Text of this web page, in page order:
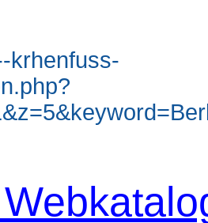
krhenfuss-